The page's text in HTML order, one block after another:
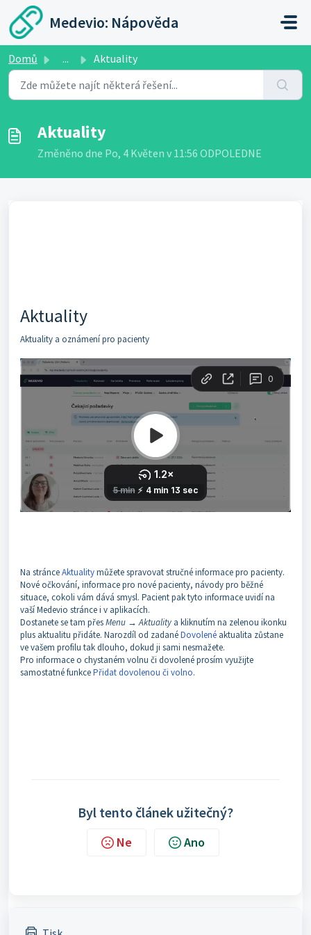
Přeskočit na hlavní obsah
Medevio: Nápověda
Domů ... Aktuality
Aktuality
Změněno dne Po, 4 Květen v 11:56 ODPOLEDNE
Aktuality
Aktuality a oznámení pro pacienty
Na stránceAktualitymůžete spravovat stručné informace pro pacienty.
Nové očkování, informace pro nové pacienty, návody pro běžné
situace, cokoli vám dává smysl. Pacient pak tyto informace uvidí na
vaší Medevio stránce i v aplikacích.
Dostanete se tam přesMenu → Aktuality a kliknutím na zelenou ikonku
plus aktualitu přidáte. Narozdíl od zadanéDovolené aktualita zůstane
ve vašem profilu tak dlouho, dokud ji sami nesmažete.
Pro informace o chystaném volnu či dovolené prosím využijte
samostatné funkcePřidat dovolenou či volno.
Byl tento článek užitečný?
Ne Ano